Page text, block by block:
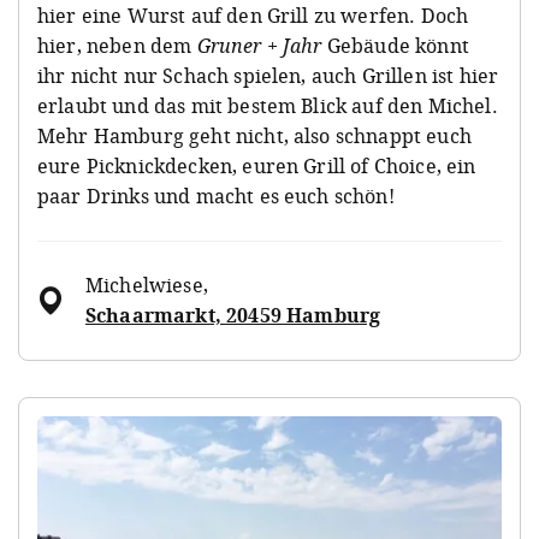
hier eine Wurst auf den Grill zu werfen. Doch
hier, neben dem Gruner + JahrGebäude könnt
ihr nicht nur Schach spielen, auch Grillen ist hier
erlaubt und das mit bestem Blick auf den Michel.
Mehr Hamburg geht nicht, also schnappt euch
eure Picknickdecken, euren Grill of Choice, ein
paar Drinks und macht es euch schön!
Michelwiese,
Schaarmarkt, 20459 Hamburg